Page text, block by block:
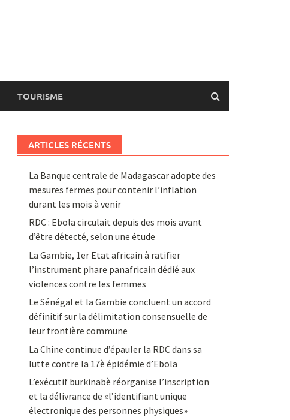
TOURISME
ARTICLES RÉCENTS
La Banque centrale de Madagascar adopte des
mesures fermes pour contenir l’inflation
durant les mois à venir
RDC : Ebola circulait depuis des mois avant
d’être détecté, selon une étude
La Gambie, 1er Etat africain à ratifier
l’instrument phare panafricain dédié aux
violences contre les femmes
Le Sénégal et la Gambie concluent un accord
définitif sur la délimitation consensuelle de
leur frontière commune
La Chine continue d’épauler la RDC dans sa
lutte contre la 17è épidémie d’Ebola
L’exécutif burkinabè réorganise l’inscription
et la délivrance de «l’identifiant unique
électronique des personnes physiques»